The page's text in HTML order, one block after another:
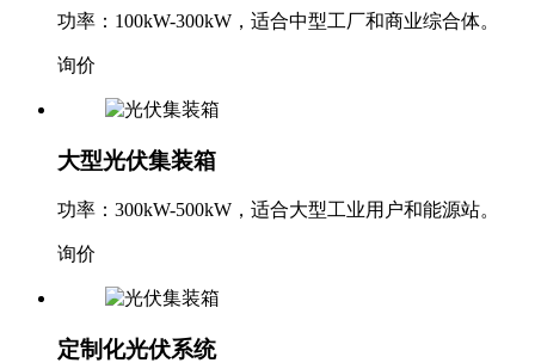
功率：100kW-300kW，适合中型工厂和商业综合体。
询价
大型光伏集装箱
功率：300kW-500kW，适合大型工业用户和能源站。
询价
定制化光伏系统